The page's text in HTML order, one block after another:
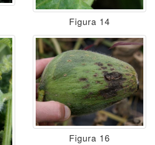
Figura 14
Figura 16